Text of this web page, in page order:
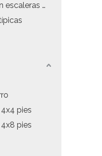
escenario
Andamios dobles típicos con escaleras de inclinación
pies
pies